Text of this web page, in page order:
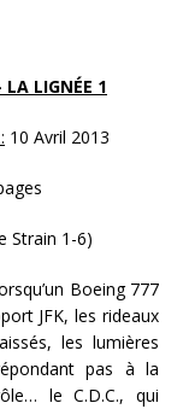
LA LIGNÉE 1
10 Avril 2013
Strain 1-6)
Boeing 777
JFK, les rideaux
les lumières
pas à la
le C.D.C., qui